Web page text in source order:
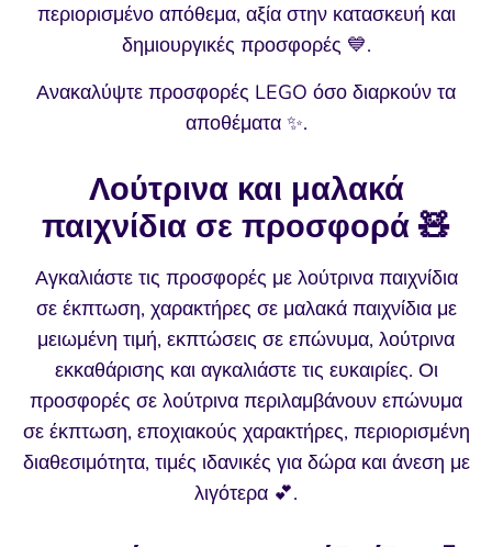
περιορισμένο απόθεμα, αξία στην κατασκευή και
δημιουργικές προσφορές 💙.
Ανακαλύψτε προσφορές LEGO όσο διαρκούν τα
αποθέματα ✨.
Λούτρινα και μαλακά
παιχνίδια σε προσφορά 🧸
Αγκαλιάστε τις προσφορές με λούτρινα παιχνίδια
σε έκπτωση, χαρακτήρες σε μαλακά παιχνίδια με
μειωμένη τιμή, εκπτώσεις σε επώνυμα, λούτρινα
εκκαθάρισης και αγκαλιάστε τις ευκαιρίες. Οι
προσφορές σε λούτρινα περιλαμβάνουν επώνυμα
σε έκπτωση, εποχιακούς χαρακτήρες, περιορισμένη
διαθεσιμότητα, τιμές ιδανικές για δώρα και άνεση με
λιγότερα 💕.